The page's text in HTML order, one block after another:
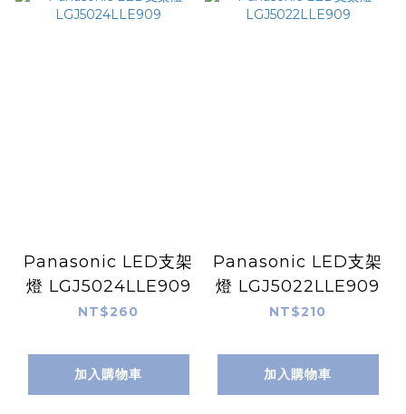
Panasonic LED支架
燈 LGJ5024LLE909
NT$260
加入購物車
Panasonic LED支架
燈 LGJ5022LLE909
NT$210
加入購物車